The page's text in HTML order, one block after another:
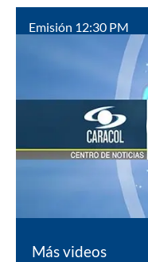
Emisión 12:30 PM
Más videos